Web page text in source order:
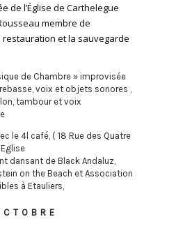
de l’Église de Carthelegue
membre de
restauration et la sauvegarde
de Chambre » improvisée
voix et objets sonores ,
tambour et voix
le 4l café, ( 18 Rue des Quatre
dansant de Black Andaluz,
on the Beach et Association
à Etauliers,